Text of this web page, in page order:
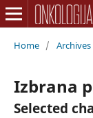
Home / Archives
Izbrana
Selected